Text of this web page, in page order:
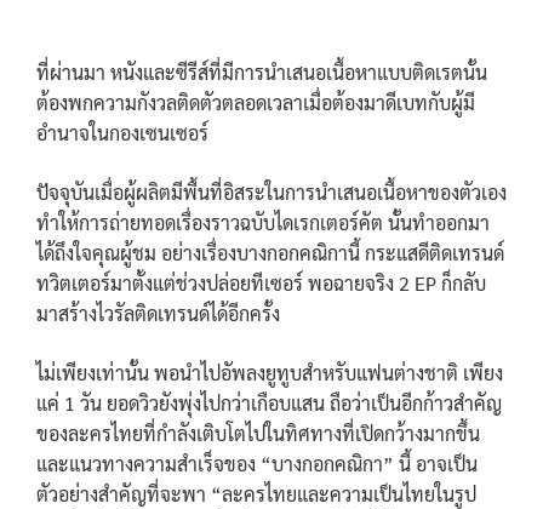
ที่ผ่านมา หนังและซีรีส์ที่มีการนำเสนอเนื้อหาแบบติดเรตนั้น
ต้องพกความกังวลติดตัวตลอดเวลาเมื่อต้องมาดีเบทกับผู้มี
อำนาจในกองเซนเซอร์
ปัจจุบันเมื่อผู้ผลิตมีพื้นที่อิสระในการนำเสนอเนื้อหาของตัวเอง
ทำให้การถ่ายทอดเรื่องราวฉบับไดเรกเตอร์คัต นั้นทำออกมา
ได้ถึงใจคุณผู้ชม อย่างเรื่องบางกอกคณิกานี้ กระแสดีติดเทรนด์
ทวิตเตอร์มาตั้งแต่ช่วงปล่อยทีเซอร์ พอฉายจริง 2 EP ก็กลับ
มาสร้างไวรัลติดเทรนด์ได้อีกครั้ง
ไม่เพียงเท่านั้น พอนำไปอัพลงยูทูบสำหรับแฟนต่างชาติ เพียง
แค่ 1 วัน ยอดวิวยังพุ่งไปกว่าเกือบแสน ถือว่าเป็นอีกก้าวสำคัญ
ของละครไทยที่กำลังเติบโตไปในทิศทางที่เปิดกว้างมากขึ้น
และแนวทางความสำเร็จของ “บางกอกคณิกา” นี้ อาจเป็น
ตัวอย่างสำคัญที่จะพา “ละครไทยและความเป็นไทยในรูป